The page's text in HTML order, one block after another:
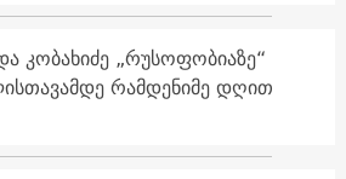
კობახიძე „რუსოფობიაზე“
რამდენიმე დღით